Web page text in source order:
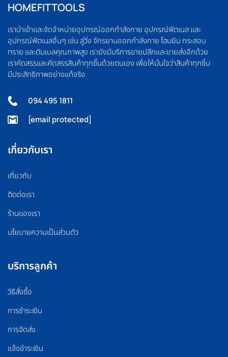
HOMEFITTOOLS
เรานำเข้าและจัดจำหน่ายอุปกรณ์ออกกำลังกาย อุปกรณ์ฟิตเนส และ
อุปกรณ์ฟิตเนสอื่นๆ เช่น ลู่วิ่ง จักรยานออกกำลังกาย โฮมยิม กระสอบ
ทราย และดัมเบลคุณภาพสูง เรายังมีบริการขายปลีกและขายส่งอีกด้วย
เราคัดสรรและคัดสรรสินค้าทุกชิ้นด้วยตนเอง เพื่อให้มั่นใจว่าสินค้าทุกชิ้น
มีประสิทธิภาพอย่างแท้จริง
094 495 1811
[email protected]
เกี่ยวกับเรา
เกี่ยวกับ
ติดต่อเรา
ร้านของเรา
นโยบายความเป็นส่วนตัว
บริการลูกค้า
วิธีสั่งซื้อ
การชำระเงิน
การจัดส่ง
แจ้งชำระเงิน